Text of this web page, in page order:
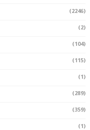
(2246)
(2)
(104)
(115)
(1)
(289)
(359)
(1)